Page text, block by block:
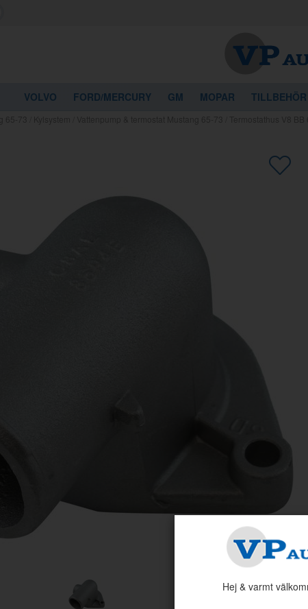
VOLVO FORD/MERCURY GM MOPAR TILLBEHÖR
Kanske någon av dessa
Hej & varmt